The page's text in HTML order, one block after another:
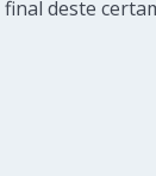
deste